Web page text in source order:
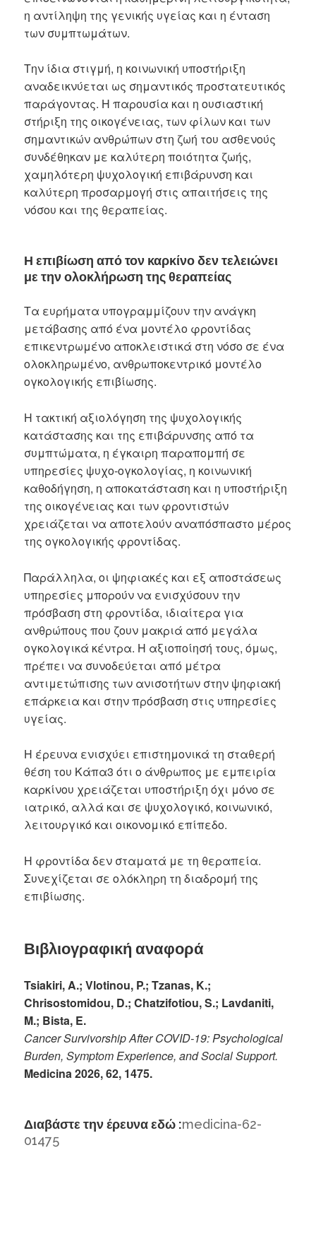
η αντίληψη της γενικής υγείας και η ένταση
των συμπτωμάτων.
Την ίδια στιγμή, η κοινωνική υποστήριξη
αναδεικνύεται ως σημαντικός προστατευτικός
παράγοντας. Η παρουσία και η ουσιαστική
στήριξη της οικογένειας, των φίλων και των
σημαντικών ανθρώπων στη ζωή του ασθενούς
συνδέθηκαν με καλύτερη ποιότητα ζωής,
χαμηλότερη ψυχολογική επιβάρυνση και
καλύτερη προσαρμογή στις απαιτήσεις της
νόσου και της θεραπείας.
Η επιβίωση από τον καρκίνο δεν τελειώνει
με την ολοκλήρωση της θεραπείας
Τα ευρήματα υπογραμμίζουν την ανάγκη
μετάβασης από ένα μοντέλο φροντίδας
επικεντρωμένο αποκλειστικά στη νόσο σε ένα
ολοκληρωμένο, ανθρωποκεντρικό μοντέλο
ογκολογικής επιβίωσης.
Η τακτική αξιολόγηση της ψυχολογικής
κατάστασης και της επιβάρυνσης από τα
συμπτώματα, η έγκαιρη παραπομπή σε
υπηρεσίες ψυχο-ογκολογίας, η κοινωνική
καθοδήγηση, η αποκατάσταση και η υποστήριξη
της οικογένειας και των φροντιστών
χρειάζεται να αποτελούν αναπόσπαστο μέρος
της ογκολογικής φροντίδας.
Παράλληλα, οι ψηφιακές και εξ αποστάσεως
υπηρεσίες μπορούν να ενισχύσουν την
πρόσβαση στη φροντίδα, ιδιαίτερα για
ανθρώπους που ζουν μακριά από μεγάλα
ογκολογικά κέντρα. Η αξιοποίησή τους, όμως,
πρέπει να συνοδεύεται από μέτρα
αντιμετώπισης των ανισοτήτων στην ψηφιακή
επάρκεια και στην πρόσβαση στις υπηρεσίες
υγείας.
Η έρευνα ενισχύει επιστημονικά τη σταθερή
θέση του Κάπα3 ότι ο άνθρωπος με εμπειρία
καρκίνου χρειάζεται υποστήριξη όχι μόνο σε
ιατρικό, αλλά και σε ψυχολογικό, κοινωνικό,
λειτουργικό και οικονομικό επίπεδο.
Η φροντίδα δεν σταματά με τη θεραπεία.
Συνεχίζεται σε ολόκληρη τη διαδρομή της
επιβίωσης.
Βιβλιογραφική αναφορά
Tsiakiri, A.; Vlotinou, P.; Tzanas, K.;
Chrisostomidou, D.; Chatzifotiou, S.; Lavdaniti,
M.; Bista, E.
Cancer Survivorship After COVID-19: Psychological
Burden, Symptom Experience, and Social Support.
Medicina 2026, 62, 1475.
Διαβάστε την έρευνα εδώ :medicina-62-
01475